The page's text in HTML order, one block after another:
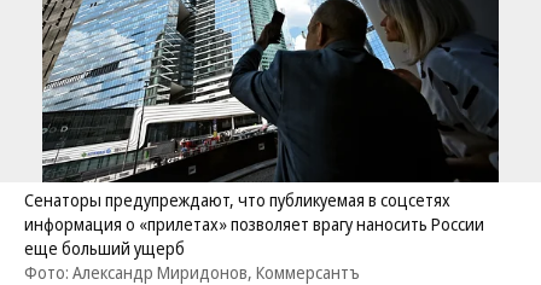
Сенаторы предупреждают, что публикуемая в соцсетях
информация о «прилетах» позволяет врагу наносить России
еще больший ущерб
Фото: Александр Миридонов, Коммерсантъ